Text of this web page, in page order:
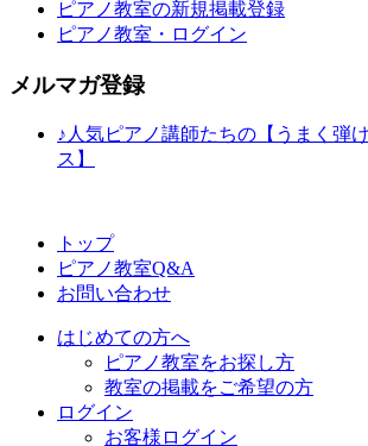
ピアノ教室の新規掲載登録
ピアノ教室・ログイン
メルマガ登録
♪人気ピアノ講師たちの【うまく弾
ス】
トップ
ピアノ教室Q&A
お問い合わせ
はじめての方へ
ピアノ教室をお探し方
教室の掲載をご希望の方
ログイン
お客様ログイン